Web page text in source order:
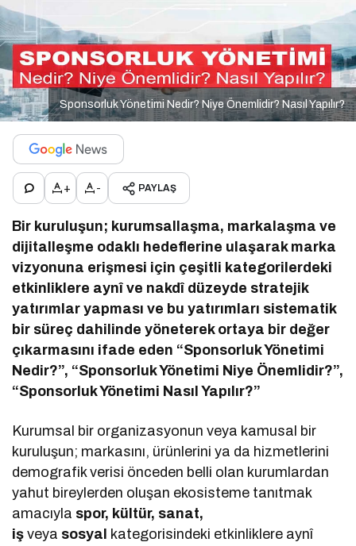
Sponsorluk Yönetimi Nedir? Niye Önemlidir? Nasıl Yapılır?
+ - PAYLAŞ
Bir kuruluşun; kurumsallaşma, markalaşma ve
dijitalleşme odaklı hedeflerine ulaşarak marka
vizyonuna erişmesi için çeşitli kategorilerdeki
etkinliklere aynî ve nakdî düzeyde stratejik
yatırımlar yapması ve bu yatırımları sistematik
bir süreç dahilinde yöneterek ortaya bir değer
çıkarmasını ifade eden “Sponsorluk Yönetimi
Nedir?”, “Sponsorluk Yönetimi Niye Önemlidir?”,
“Sponsorluk Yönetimi Nasıl Yapılır?”
Kurumsal bir organizasyonun veya kamusal bir
kuruluşun; markasını, ürünlerini ya da hizmetlerini
demografik verisi önceden belli olan kurumlardan
yahut bireylerden oluşan ekosisteme tanıtmak
amacıyla spor, kültür, sanat,
iş veya sosyal kategorisindeki etkinliklere aynî